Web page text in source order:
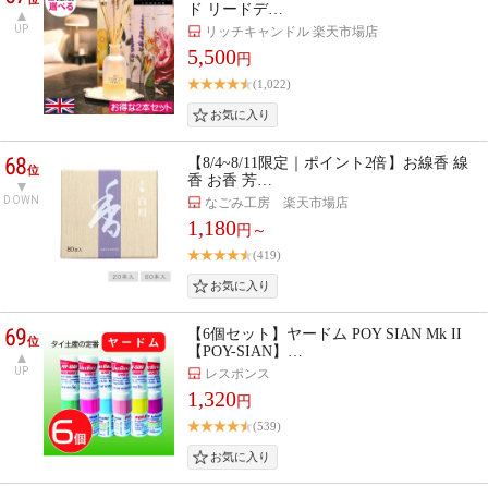
UP
ド リードデ…
リッチキャンドル 楽天市場店
5,500円
(1,022)
68位
DOWN
【8/4~8/11限定｜ポイント2倍】お線香 線
香 お香 芳…
なごみ工房 楽天市場店
1,180円～
(419)
69位
UP
【6個セット】ヤードム POY SIAN Mk II
【POY-SIAN】…
レスポンス
1,320円
(539)